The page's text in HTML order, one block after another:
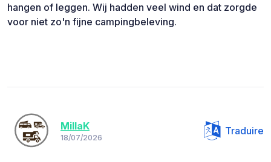
hangen of leggen. Wij hadden veel wind en dat zorgde
voor niet zo'n fijne campingbeleving.
MillaK
18/07/2026
Traduire